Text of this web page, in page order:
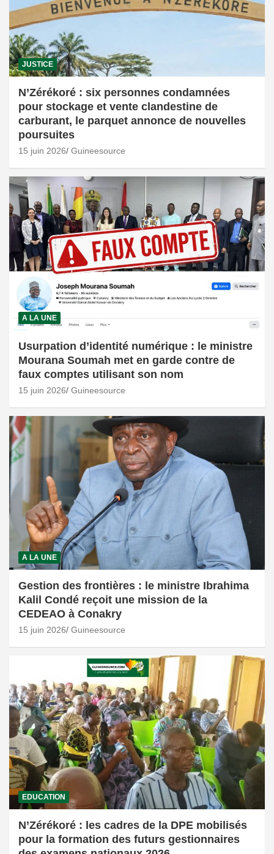
JUSTICE
N’Zérékoré : six personnes condamnées
pour stockage et vente clandestine de
carburant, le parquet annonce de nouvelles
poursuites
15 juin 2026 Guineesource
A LA UNE
Usurpation d’identité numérique : le ministre
Mourana Soumah met en garde contre de
faux comptes utilisant son nom
15 juin 2026 Guineesource
A LA UNE
Gestion des frontières : le ministre Ibrahima
Kalil Condé reçoit une mission de la
CEDEAO à Conakry
15 juin 2026 Guineesource
EDUCATION
N’Zérékoré : les cadres de la DPE mobilisés
pour la formation des futurs gestionnaires